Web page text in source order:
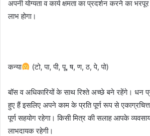
अपनी योग्यता व कार्य क्षमता का प्रदर्शन करने का
लाभ होगा।
कन्या (टो, पा, पी, पू, ष, ण, ठ, पे, पो)
बॉस व अधिकारियों के साथ रिश्ते अच्छे बने रहेंगे। धन
हुए हैं इसलिए अपने काम के प्रति पूर्ण रूप से
पूर्ण सहयोग रहेगा। किसी मित्र की सलाह आपके
लाभदायक रहेगी।